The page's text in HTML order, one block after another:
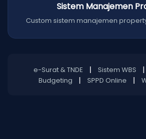
Sistem Manajemen
Custom sistem manajemen
e-Surat & TNDE | Sistem WBS |
Budgeting
| SPPD Online |